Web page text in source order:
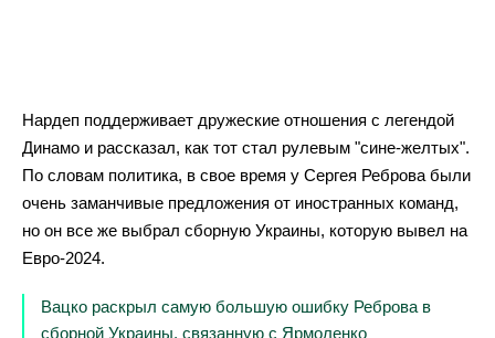
Нардеп поддерживает дружеские отношения с легендой
Динамо и рассказал, как тот стал рулевым "сине-желтых".
По словам политика, в свое время у Сергея Реброва были
очень заманчивые предложения от иностранных команд,
но он все же выбрал сборную Украины, которую вывел на
Евро-2024.
Вацко раскрыл самую большую ошибку Реброва в
сборной Украины, связанную с Ярмоленко